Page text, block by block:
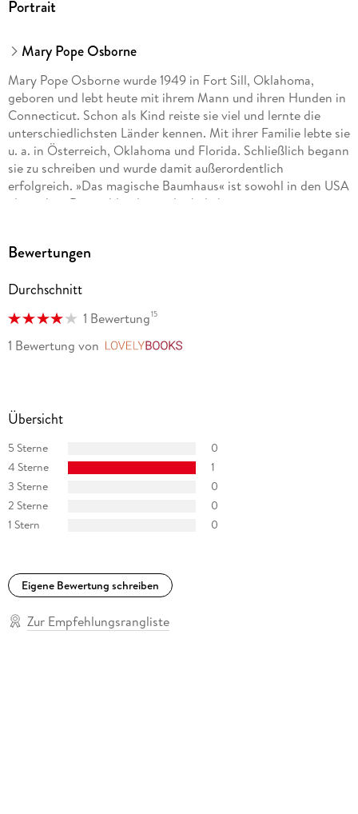
<br/>Völckersstraße 18
<br/>22765 Hamburg
<br/>produktsicherheit@hoerbuch-hamburg.de
<br/>
Portrait
Mary Pope Osborne
Mary Pope Osborne wurde 1949 in Fort Sill, Oklahoma,
geboren und lebt heute mit ihrem Mann und ihren Hunden in
Connecticut. Schon als Kind reiste sie viel und lernte die
unterschiedlichsten Länder kennen. Mit ihrer Familie lebte sie
u. a. in Österreich, Oklahoma und Florida. Schließlich begann
sie zu schreiben und wurde damit außerordentlich
erfolgreich. »Das magische Baumhaus« ist sowohl in den USA
als auch in Deutschland eine der beliebtesten
Busch« ab. 1996 begann er seine Laufbahn als Sprecher und
als Meister des »Stimm-Morphings«. Seine Lesungen und
Live-Shows avancieren oft zu Ein-Mann-Hörspielen der
Extraklasse. Für seine Hörbuch- und Hörspielproduktionen
wurde er vielfach ausgezeichnet, unter anderem mit dem
Bewertungen
Durchschnitt
1 Bewertung15
1 Bewertung von
Übersicht
5 Sterne
0
4 Sterne
1
3 Sterne
0
2 Sterne
0
1 Stern
0
Eigene Bewertung schreiben
Zur Empfehlungsrangliste